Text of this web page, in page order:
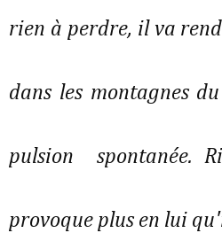
rien à perdre, il va
dans les montagnes
pulsion spontanée.
provoque plus en lui